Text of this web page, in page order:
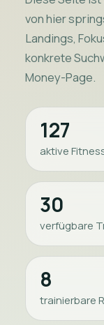
von hier
Landings,
konkrete
Money-Page.
127
aktive
30
verfügbare
8
trainierbare